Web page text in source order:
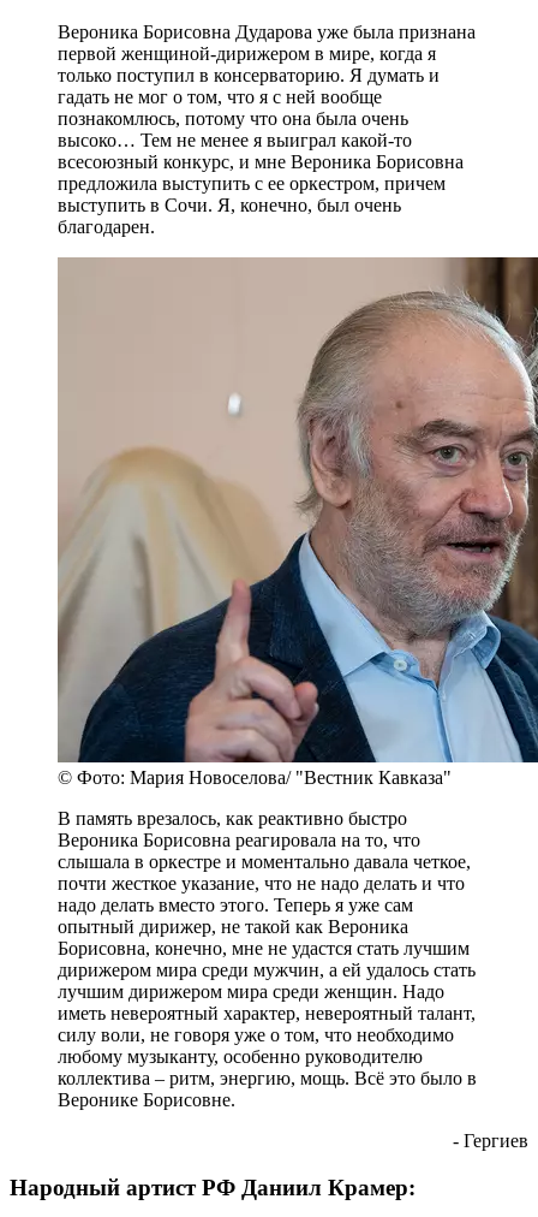
Вероника Борисовна Дударова уже была признана
первой женщиной-дирижером в мире, когда я
только поступил в консерваторию. Я думать и
гадать не мог о том, что я с ней вообще
познакомлюсь, потому что она была очень
высоко… Тем не менее я выиграл какой-то
всесоюзный конкурс, и мне Вероника Борисовна
предложила выступить с ее оркестром, причем
выступить в Сочи. Я, конечно, был очень
благодарен.
© Фото: Мария Новоселова/ "Вестник Кавказа"
В память врезалось, как реактивно быстро
Вероника Борисовна реагировала на то, что
слышала в оркестре и моментально давала четкое,
почти жесткое указание, что не надо делать и что
надо делать вместо этого. Теперь я уже сам
опытный дирижер, не такой как Вероника
Борисовна, конечно, мне не удастся стать лучшим
дирижером мира среди мужчин, а ей удалось стать
лучшим дирижером мира среди женщин. Надо
иметь невероятный характер, невероятный талант,
силу воли, не говоря уже о том, что необходимо
любому музыканту, особенно руководителю
коллектива – ритм, энергию, мощь. Всё это было в
Веронике Борисовне.
- Гергиев
Народный артист РФ Даниил Крамер: